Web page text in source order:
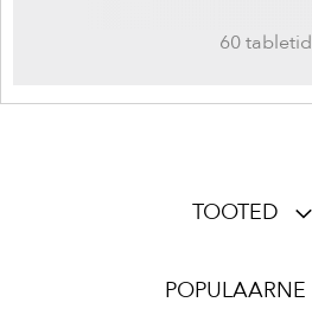
60 tabletid
TOOTED
POPULAARNE